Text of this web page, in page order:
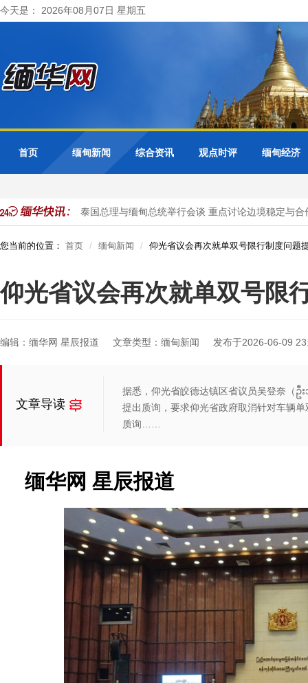
今天是： 2026年08月07日 星期五
首页 缅甸新闻 综合资讯 观点时评 缅甸经济
民被抓获 泰国总理与缅甸总统举行会谈 重点讨论边境稳定与合作
您当前的位置： 首页 缅甸新闻 仰光省议会再次就单双号限行制度问题
仰光省议会再次就单双号限
编辑：缅华网 星辰报道 文章类型：缅甸新闻 发布于2026-06-09
文章导读
据悉，仰光省皎德达镇区省议员吴登奈（
提出质询，要求仰光省政府取消针对车辆
质询……
缅华网 星辰报道